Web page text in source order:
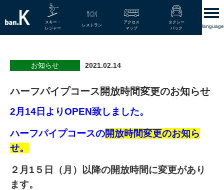
スキー・
レジャー
レストラン
アクセス
マップ
タクシー
パック
language
お知らせ 2021.02.14
ハーフパイプコース開放時間変更のお知らせ
2月14日よりOPEN致しました。
ハーフパイプコースの開放時間変更のお知ら
せ。
２月1５日（月）以降の開放時間に変更があり
ます。